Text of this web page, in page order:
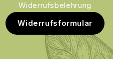
Widerrufsbelehrung
Widerrufsformular